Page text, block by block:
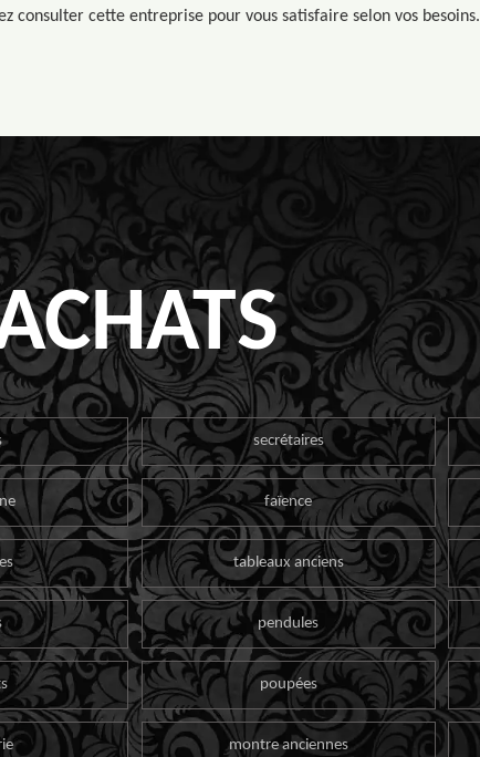
consulter cette entreprise pour vous satisfaire selon vos besoins.
secrétaires
faïence
tableaux anciens
pendules
poupées
montre anciennes